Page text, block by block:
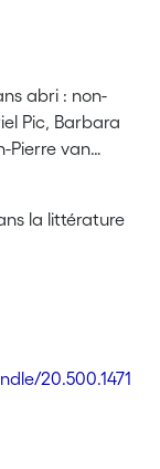
abri : non-
Pic, Barbara
Pierre van
Nouvelles
la littérature
20.500.1471